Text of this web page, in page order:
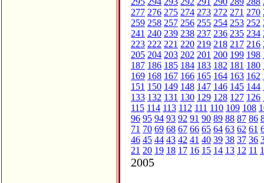
277 276 275 274 273 272 271 270
259 258 257 256 255 254 253 252
241 240 239 238 237 236 235 234
223 222 221 220 219 218 217 216
205 204 203 202 201 200 199 198
187 186 185 184 183 182 181 180
169 168 167 166 165 164 163 162
151 150 149 148 147 146 145 144
133 132 131 130 129 128 127 126
115 114 113 112 111 110 109 108
96 95 94 93 92 91 90 89 88 87 86
71 70 69 68 67 66 65 64 63 62 61
46 45 44 43 42 41 40 39 38 37 36
21 20 19 18 17 16 15 14 13 12 11
2005